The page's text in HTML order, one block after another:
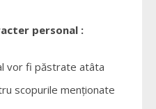
personal :
vor fi păstrate atâta
scopurile menţionate